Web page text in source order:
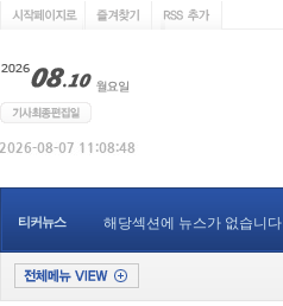
티커뉴스 해당섹션에 뉴스가 없습니다